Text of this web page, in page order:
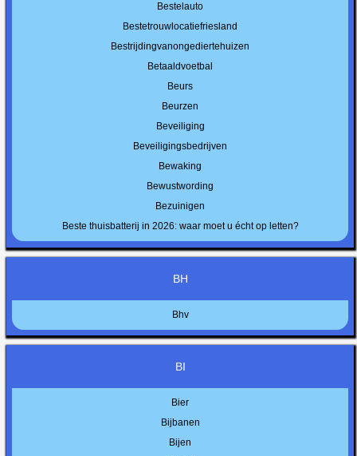
Bestelauto
Bestetrouwlocatiefriesland
Bestrijdingvanongediertehuizen
Betaaldvoetbal
Beurs
Beurzen
Beveiliging
Beveiligingsbedrijven
Bewaking
Bewustwording
Bezuinigen
Beste thuisbatterij in 2026: waar moet u écht op letten?
BH
Bhv
BI
Bier
Bijbanen
Bijen